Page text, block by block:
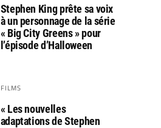
Stephen King prête sa voix
à un personnage de la série
« Big City Greens » pour
l’épisode d’Halloween
FILMS
« Les nouvelles
adaptations de Stephen